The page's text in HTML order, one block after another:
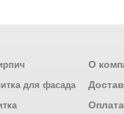
для фасада
О
Оплата